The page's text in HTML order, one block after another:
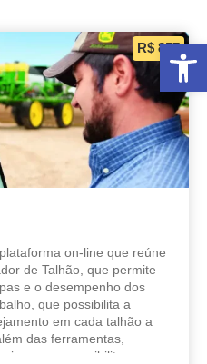
Abrir
R$ 857
on-line que reúne
de Talhão, que permite
e o desempenho dos
que possibilita a
em cada talhão a
das ferramentas,
que possibilitam